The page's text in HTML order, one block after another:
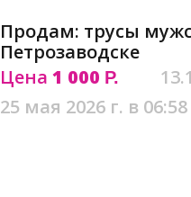
Продам: трусы
Петрозаводске
Цена 1 000 Р.
25 мая 2026 г. в 06:58